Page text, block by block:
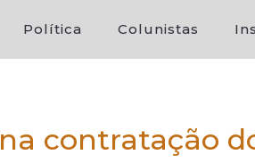
Política Colunistas
contratação